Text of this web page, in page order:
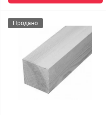
Продано